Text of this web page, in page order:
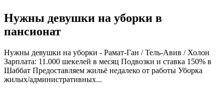
Нужны девушки на уборки в
пансионат
Нужны девушки на уборки - Рамат-Ган / Тель-Авив / Холон
Зарплата: 11.000 шекелей в месяц Подвозки и ставка 150% в
Шаббат Предоставляем жильё недалеко от работы Уборка
жилых/административных...